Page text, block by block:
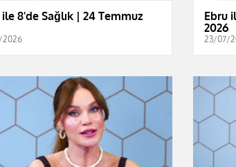
ile 8'de Sağlık | 24 Temmuz
Ebru
2026
23/07/